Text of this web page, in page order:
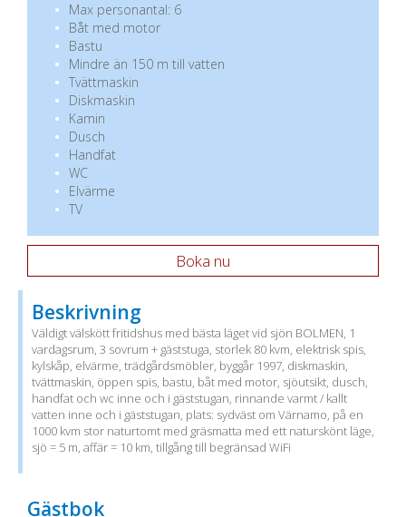
Max personantal: 6
Båt med motor
Bastu
Mindre än 150 m till vatten
Tvättmaskin
Diskmaskin
Kamin
Dusch
Handfat
WC
Elvärme
TV
Boka nu
Beskrivning
Väldigt välskött fritidshus med bästa läget vid sjön BOLMEN, 1
vardagsrum, 3 sovrum + gäststuga, storlek 80 kvm, elektrisk spis,
kylskåp, elvärme, trädgårdsmöbler, byggår 1997, diskmaskin,
tvättmaskin, öppen spis, bastu, båt med motor, sjöutsikt, dusch,
handfat och wc inne och i gäststugan, rinnande varmt / kallt
vatten inne och i gäststugan, plats: sydväst om Värnamo, på en
1000 kvm stor naturtomt med gräsmatta med ett naturskönt läge,
sjö = 5 m, affär = 10 km, tillgång till begränsad WiFi
Gästbok